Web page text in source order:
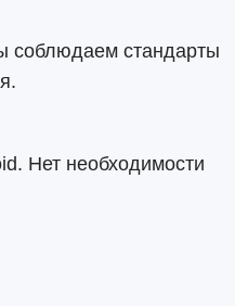
соблюдаем стандарты
Нет необходимости